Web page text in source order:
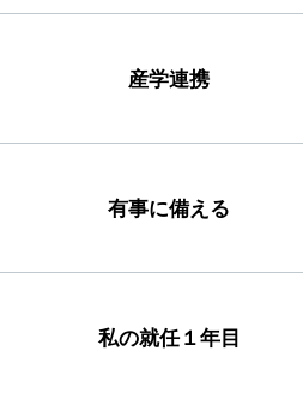
産学連携
有事に備える
私の就任１年目